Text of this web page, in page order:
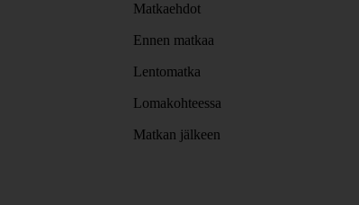
Matkaehdot
Ennen matkaa
Lentomatka
Lomakohteessa
Matkan jälkeen